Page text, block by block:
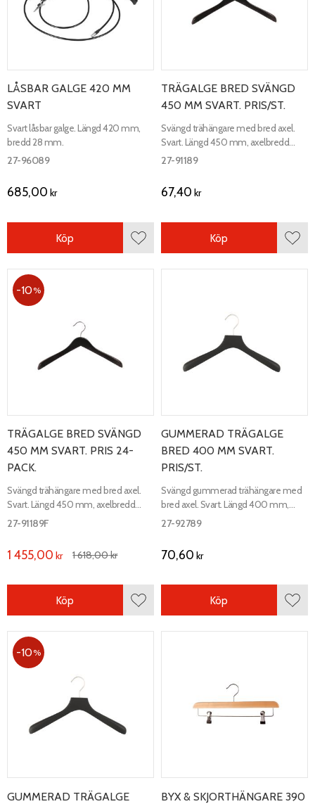
LÅSBAR GALGE 420 MM
SVART
Svart låsbar galge. Längd 420 mm,
bredd 28 mm.
27-96089
685,00 kr
Lägg till i favoriter
Köp
TRÄGALGE BRED SVÄNGD
450 MM SVART. PRIS/ST.
Svängd trähängare med bred axel.
Svart. Längd 450 mm, axelbredd
25/47 mm.
27-91189
67,40 kr
Köp
TRÄGALGE BRED SVÄNGD
450 MM SVART. PRIS 24-
PACK.
Svängd trähängare med bred axel.
Svart. Längd 450 mm, axelbredd
25/47 mm.
27-91189F
1 455,00 kr 1 618,00kr
10%
Lägg till i favoriter
Köp
GUMMERAD TRÄGALGE
BRED 400 MM SVART.
PRIS/ST.
Svängd gummerad trähängare med
bred axel. Svart. Längd 400 mm,
axelbredd 35 mm.
27-92789
70,60 kr
Köp
GUMMERAD TRÄGALGE
10%
BYX & SKJORTHÄNGARE 390